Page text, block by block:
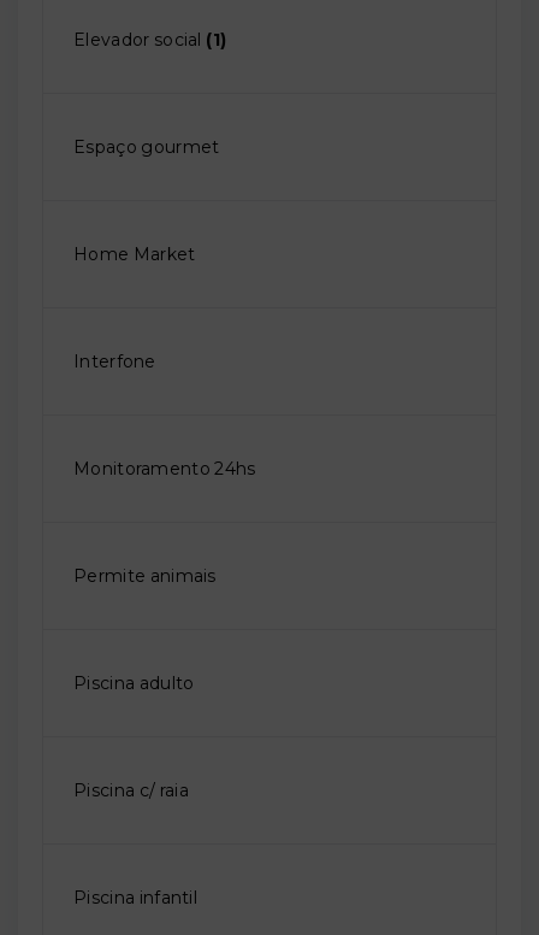
Elevador social (1)
Espaço gourmet
Home Market
Interfone
Monitoramento 24hs
Permite animais
Piscina adulto
Piscina c/ raia
Piscina infantil